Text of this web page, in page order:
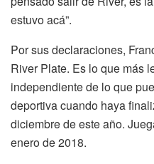
estuvo acá”.
Por sus declaraciones,
River Plate. Es lo que más
independiente de lo que
deportiva cuando haya
diciembre de este año.
enero de 2018.